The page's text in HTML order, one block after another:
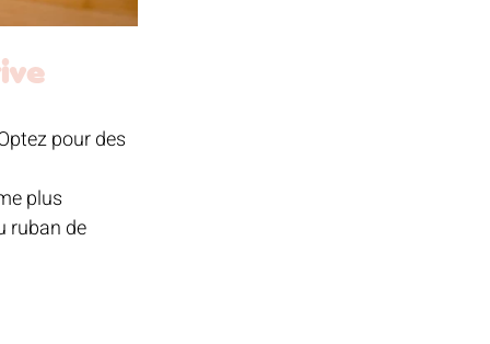
pour des
plus
ruban de